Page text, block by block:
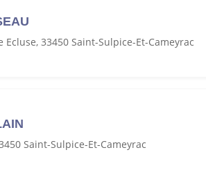
Ecluse, 33450 Saint-Sulpice-Et-Cameyrac
Saint-Sulpice-Et-Cameyrac